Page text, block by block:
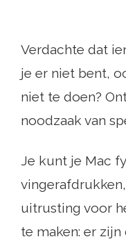
Verdachte dat
je er niet bent,
niet te doen?
noodzaak van
Je kunt je Mac
uitrusting voor
te maken: er